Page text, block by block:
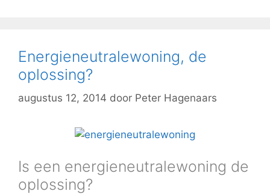
Energieneutralewoning, de
oplossing?
augustus 12, 2014 door Peter Hagenaars
Is een energieneutralewoning de
oplossing?